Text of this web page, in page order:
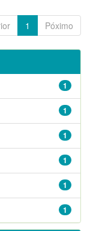
1 Póximo
1
1
1
1
1
1